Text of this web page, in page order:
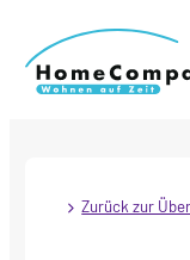
Zurück zur